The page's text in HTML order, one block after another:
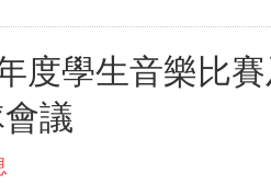
度學生音樂比
議